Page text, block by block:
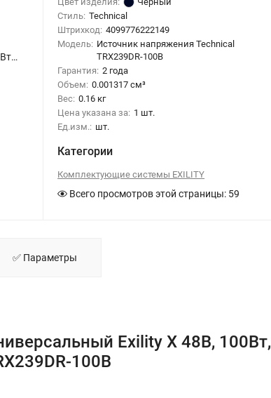
Источник напряжения встраиваемый универсальный Exility X 48В, 100Вт, черный (Черный) TRX239DR-100B - фото
Стиль: Technical
Штрихкод: 4099776222149
Модель: Источник напряжения Technical
TRX239DR-100B
Гарантия: 2 года
Объем: 0.001317 см³
Вес: 0.16 кг
Цена указана за: 1 шт.
Ед.изм.: шт.
Категории
Комплектующие системы EXILITY
Всего просмотров этой страницы: 59
✅ Параметры
Exility X 48В, 100Вт,
100B